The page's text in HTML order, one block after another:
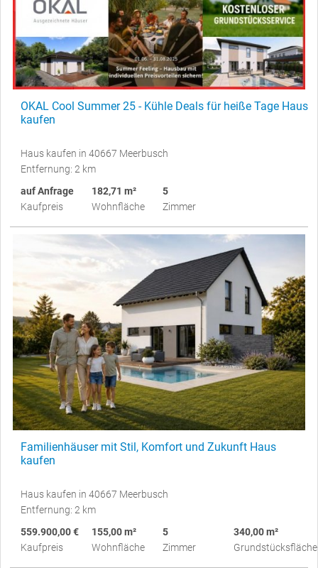
OKAL Cool Summer 25 - Kühle Deals für heiße Tage Haus
kaufen
Haus kaufen in 40667 Meerbusch
Entfernung: 2 km
auf Anfrage
Kaufpreis
182,71 m²
Wohnfläche
5
Zimmer
Familienhäuser mit Stil, Komfort und Zukunft Haus
kaufen
Haus kaufen in 40667 Meerbusch
Entfernung: 2 km
559.900,00 €
Kaufpreis
155,00 m²
Wohnfläche
5
Zimmer
340,00 m²
Grundstücksfläche